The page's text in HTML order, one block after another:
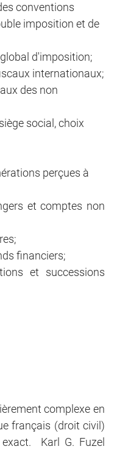
conventions
imposition et de
d'imposition;
internationaux;
des non
social, choix
perçues à
et comptes non
financiers;
et successions
complexe en
français (droit civil)
Karl G. Fuzel